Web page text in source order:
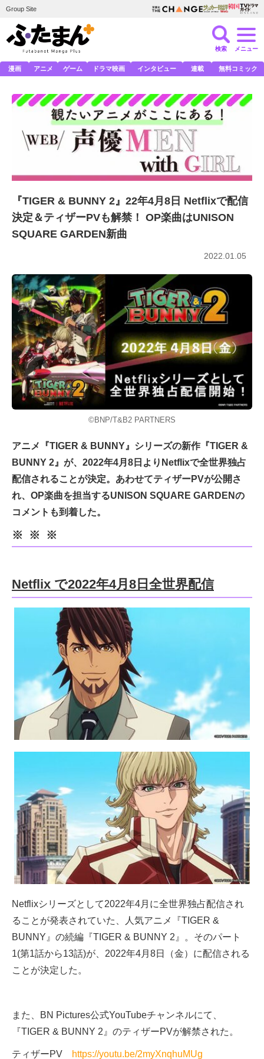
Group Site
検索 メニュー
漫画 アニメ ゲーム ドラマ映画 インタビュー 連載 無料コミック
『TIGER & BUNNY 2』22年4月8日 Netflixで配信
決定＆ティザーPVも解禁！ OP楽曲はUNISON
SQUARE GARDEN新曲
2022.01.05
©BNP/T&B2 PARTNERS
アニメ『TIGER & BUNNY』シリーズの新作『TIGER &
BUNNY 2』が、2022年4月8日よりNetflixで全世界独占
配信されることが決定。あわせてティザーPVが公開さ
れ、OP楽曲を担当するUNISON SQUARE GARDENの
コメントも到着した。
※ ※ ※
Netflix で2022年4月8日全世界配信
Netflixシリーズとして2022年4月に全世界独占配信され
ることが発表されていた、人気アニメ『TIGER &
BUNNY』の続編『TIGER & BUNNY 2』。そのパート
1(第1話から13話)が、2022年4月8日（金）に配信される
ことが決定した。
また、BN Pictures公式YouTubeチャンネルにて、
『TIGER & BUNNY 2』のティザーPVが解禁された。
ティザーPV https://youtu.be/2myXnqhuMUg